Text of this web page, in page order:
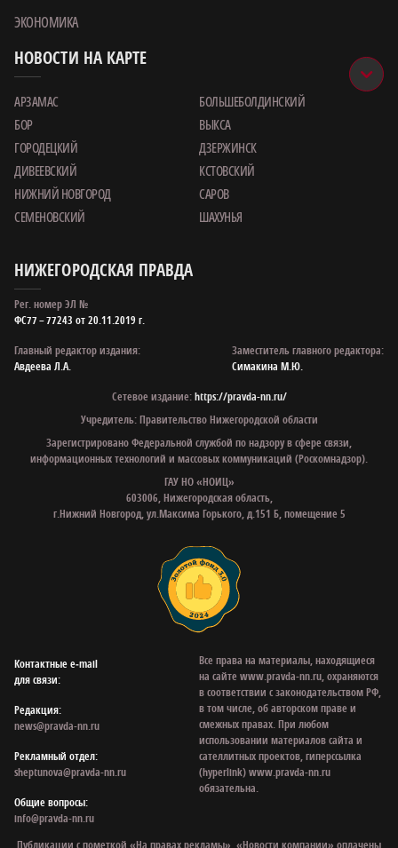
ЭКОНОМИКА
НОВОСТИ НА КАРТЕ
АРЗАМАС
БОЛЬШЕБОЛДИНСКИЙ
БОР
ВЫКСА
ГОРОДЕЦКИЙ
ДЗЕРЖИНСК
ДИВЕЕВСКИЙ
КСТОВСКИЙ
НИЖНИЙ НОВГОРОД
САРОВ
СЕМЕНОВСКИЙ
ШАХУНЬЯ
НИЖЕГОРОДСКАЯ ПРАВДА
Рег. номер ЭЛ №
ФС77 – 77243 от 20.11.2019 г.
Главный редактор издания:
Авдеева Л.А.
Заместитель главного редактора:
Симакина М.Ю.
Сетевое издание:https://pravda-nn.ru/
Учредитель: Правительство Нижегородской области
Зарегистрировано Федеральной службой по надзору в сфере связи,
информационных технологий и массовых коммуникаций (Роскомнадзор).
ГАУ НО «НОИЦ»
603006, Нижегородская область,
г.Нижний Новгород, ул.Максима Горького, д.151 Б, помещение 5
Контактные e‑mail
для связи:
Редакция:
news@pravda-nn.ru
Рекламный отдел:
sheptunova@pravda-nn.ru
Общие вопросы:
info@pravda-nn.ru
Все права на материалы, находящиеся
на сайте www.pravda-nn.ru, охраняются
в соответствии с законодательством РФ,
в том числе, об авторском праве и
смежных правах. При любом
использовании материалов сайта и
сателлитных проектов, гиперссылка
(hyperlink) www.pravda-nn.ru
обязательна.